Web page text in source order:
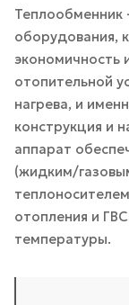
Теплообменник
оборудования,
экономичность
отопительной
нагрева, и
конструкция и
аппарат
(жидким/
отопления и
температуры.